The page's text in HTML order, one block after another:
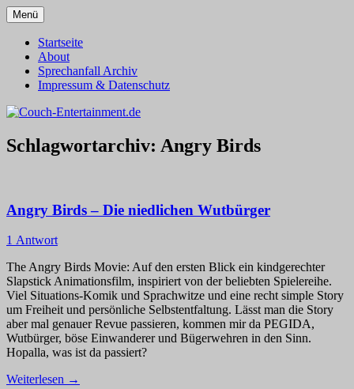
Zum
Inhalt
springen
Couch-Entertainment.de
Menü
Startseite
About
Sprechanfall Archiv
Impressum & Datenschutz
Schlagwortarchiv: Angry Birds
Angry Birds – Die niedlichen Wutbürger
1 Antwort
The Angry Birds Movie: Auf den ersten Blick ein kindgerechter
Slapstick Animationsfilm, inspiriert von der beliebten Spielereihe.
Viel Situations-Komik und Sprachwitze und eine recht simple Story
um Freiheit und persönliche Selbstentfaltung. Lässt man die Story
aber mal genauer Revue passieren, kommen mir da PEGIDA,
Wutbürger, böse Einwanderer und Bügerwehren in den Sinn.
Hopalla, was ist da passiert?
Weiterlesen →